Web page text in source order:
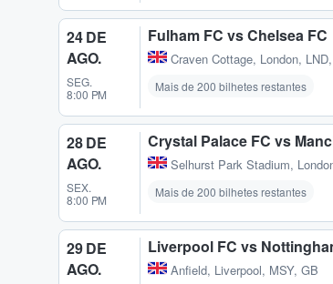
24 DE
AGO.
SEG.
8:00 PM
Fulham FC vs Chelsea FC
Craven Cottage, London,
Mais de 200 bilhetes restantes
28 DE
AGO.
SEX.
8:00 PM
Crystal Palace FC vs
Selhurst Park Stadium,
Mais de 200 bilhetes restantes
29 DE
AGO.
Liverpool FC vs
Anfield, Liverpool, MSY, GB